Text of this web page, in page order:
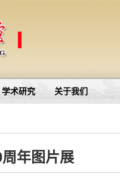
学术研究 关于我们
周年图片展